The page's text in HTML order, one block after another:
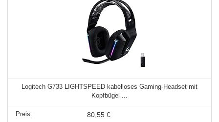
Logitech G733 LIGHTSPEED kabelloses Gaming-Headset mit
Kopfbügel ...
80,55 €